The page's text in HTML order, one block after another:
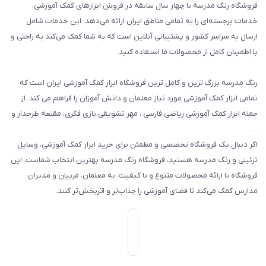
طرح های تشویقی
گیفت ها و جوایز
سایر محصولات
فروشگاه رنگ مدرسه با چهار سال سابقه در فروش ابزارهای کمک آموزشی،
خدمات برجسته‌ای را به تمامی مناطق ایران ارائه می‌دهد. این خدمات شامل
ارسال به سراسر کشور و پشتیبانی آنلاین است که به شما کمک می‌کند به راحتی و
با اطمینان کامل از محصولات ما استفاده کنید.
رنگ مدرسه بزرگ ترین و کامل ترین فروشگاه ابزار کمک آموزشی ایران است که
تمامی ابزار کمک آموزشی مورد نیاز معلمان و دانش آموزان را فراهم می کند. از
جمله ابزار کمک آموزشی ریاضی،فارسی ، مهر تشویقی،بازی فکری، مقنعه طرحدار و
…
اگر دنبال یک فروشگاه تخصصی و مطمئن برای خرید ابزار کمک آموزشی، وسایل
تزئینی و رنگ مدرسه هستید، فروشگاه رنگ مدرسه بهترین انتخاب شماست. این
فروشگاه با ارائه محصولات متنوع و با کیفیت، به معلمان، مربیان و مدیران
مدارس کمک می‌کند تا فضای آموزشی را جذاب‌تر و اثربخش‌تر کنند.